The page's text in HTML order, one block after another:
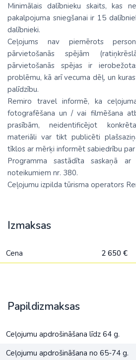
Minimālais dalībnieku skaits, kas
pakalpojuma sniegšanai ir 15
dalībnieki.
Ceļojums nav piemērots
pārvietošanās spējām
pārvietošanās spējas ir
problēmu, kā arī vecuma dēļ, un
palīdzību.
Remiro travel informē, ka
fotografēšana un / vai filmēšana
prasībām, neidentificējot
materiāli var tikt publicēti
tīklos ar mērķi informēt sabiedrību
Programma sastādīta saskaņā
noteikumiem nr. 380.
Ceļojumu izpilda tūrisma operators
Izmaksas
Cena 2 650 €
Papildizmaksas
Ceļojumu apdrošināšana līdz 64 g.
Ceļojumu apdrošināšana no 65-74 g.